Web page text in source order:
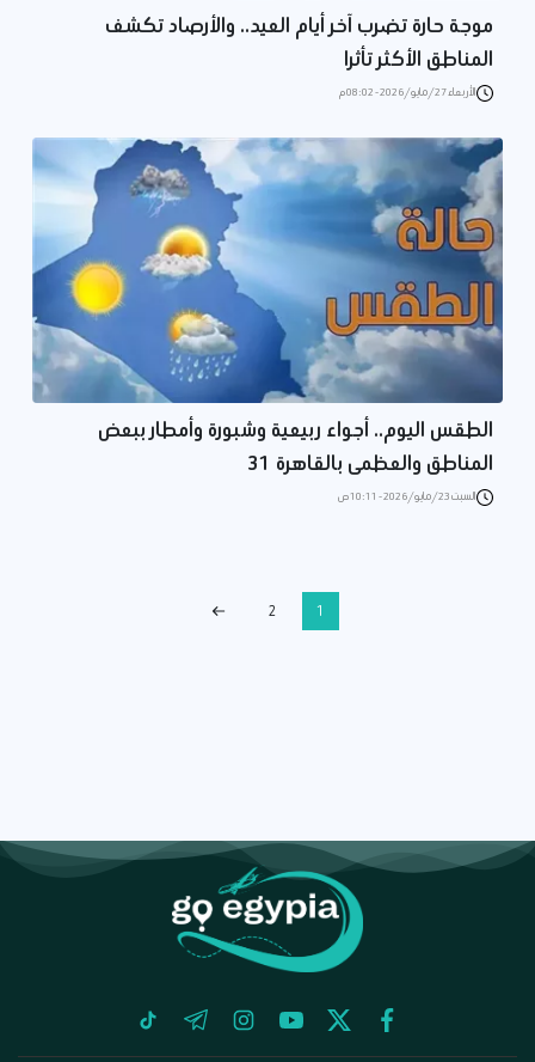
موجة حارة تضرب آخر أيام العيد.. والأرصاد تكشف
المناطق الأكثر تأثرا
الأربعاء 27/مايو/2026 - 08:02 م
الطقس اليوم.. أجواء ربيعية وشبورة وأمطار ببعض
المناطق والعظمى بالقاهرة 31
السبت 23/مايو/2026 - 10:11 ص
1
2
facebook
twitter
youtube
instagram
telegram
tiktok